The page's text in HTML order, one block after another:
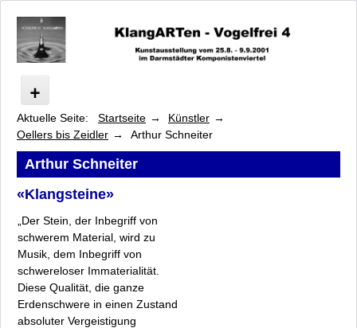
Vogelfrei
Programm
Künstler
Arsem bis Franke-Schafarczyk
Heilmann bis Neumark
Oellers bis Zeidler
Jeanette Oellers
Gabriele Oßwald
Allmut Plate
Wolfgang Rauschning
Aktuelle Seite: Startseite
Künstler
Oellers bis Zeidler
Arthur Schneiter
Arthur Schneiter
«Klangsteine»
„Der Stein, der Inbegriff von
schwerem Material, wird zu
Musik, dem Inbegriff von
schwereloser Immaterialität.
Diese Qualität, die ganze
Erdenschwere in einen Zustand
absoluter Vergeistigung